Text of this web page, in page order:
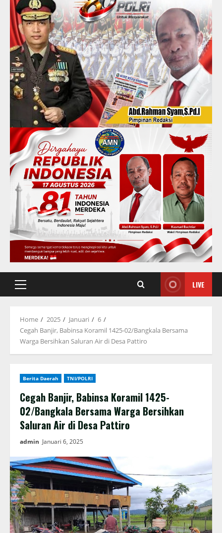
Primary
LIVE
Home 2025 Januari
6
Cegah Banjir, Babinsa Koramil 1425-02/Bangkala Bersama
Warga Bersihkan Saluran Air di Desa Pattiro
Berita Daerah TNI/POLRI
Cegah Banjir, Babinsa Koramil 1425-
02/Bangkala Bersama Warga Bersihkan
Saluran Air di Desa Pattiro
admin Januari 6, 2025